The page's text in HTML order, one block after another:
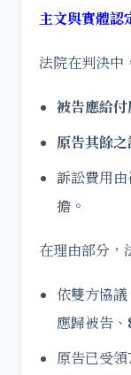
主文與實體認
法院在判決中
被告應給
原告其餘
訴訟費用
擔。
在理由部分，
依雙方協
應歸被告、
原告已受